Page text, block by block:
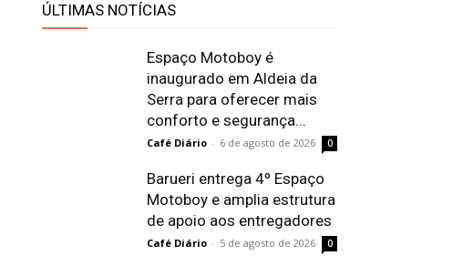
ÚLTIMAS NOTÍCIAS
Espaço Motoboy é
inaugurado em Aldeia da
Serra para oferecer mais
conforto e segurança...
Café Diário - 6 de agosto de 2026 0
Barueri entrega 4º Espaço
Motoboy e amplia estrutura
de apoio aos entregadores
Café Diário - 5 de agosto de 2026 0